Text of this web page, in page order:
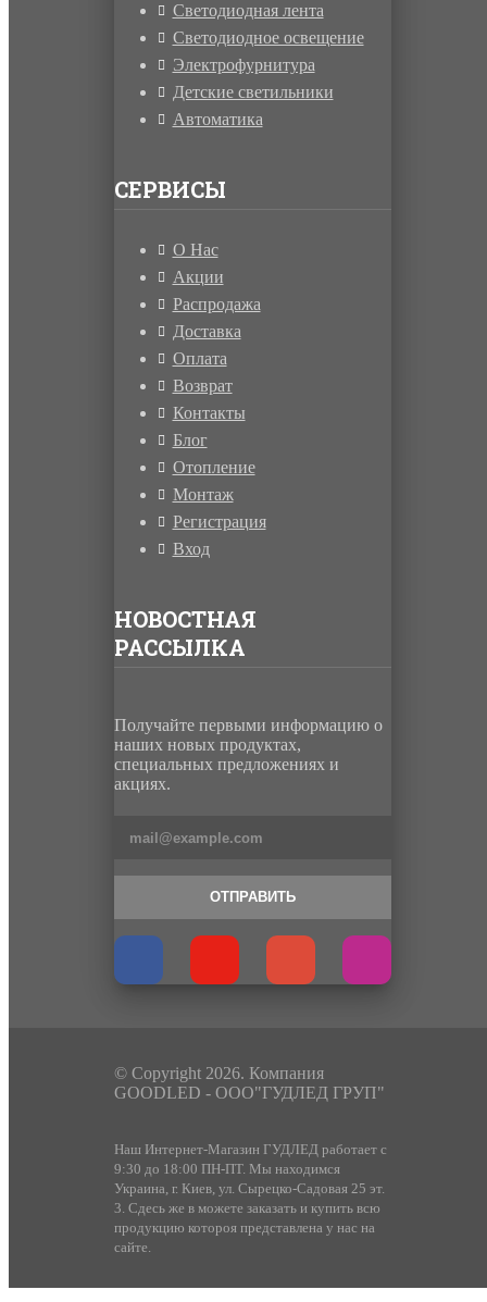
Светодиодная лента
Светодиодное освещение
Электрофурнитура
Детские светильники
Автоматика
СЕРВИСЫ
О Нас
Акции
Распродажа
Доставка
Оплата
Возврат
Контакты
Блог
Отопление
Монтаж
Регистрация
Вход
НОВОСТНАЯ
РАССЫЛКА
Получайте первыми информацию о
наших новых продуктах,
специальных предложениях и
акциях.
ОТПРАВИТЬ
© Copyright 2026. Компания
GOODLED - ООО"ГУДЛЕД ГРУП"
Наш Интернет-Магазин ГУДЛЕД работает с
9:30 до 18:00 ПН-ПТ. Мы находимся
Украина, г. Киев, ул. Сырецко-Садовая 25 эт.
3. Сдесь же в можете заказать и купить всю
продукцию котороя представлена у нас на
сайте.